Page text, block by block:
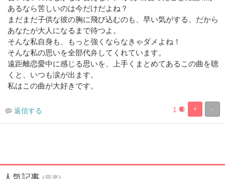
あるなら苦しいのは今だけだよね？
まだまだ子供な彼の胸に飛び込むのも、早い気がする。だから
あなたが大人になるまで待つよ。
そんな私自身も、もっと強くならなきゃダメよね！
そんな私の思いを全部代弁してくれています。
遠距離恋愛中に感じる思いを、上手くまとめてあるこの曲を聴
くと、いつも涙が出ます。
私はこの曲が大好きです。
-
+
1
返信する